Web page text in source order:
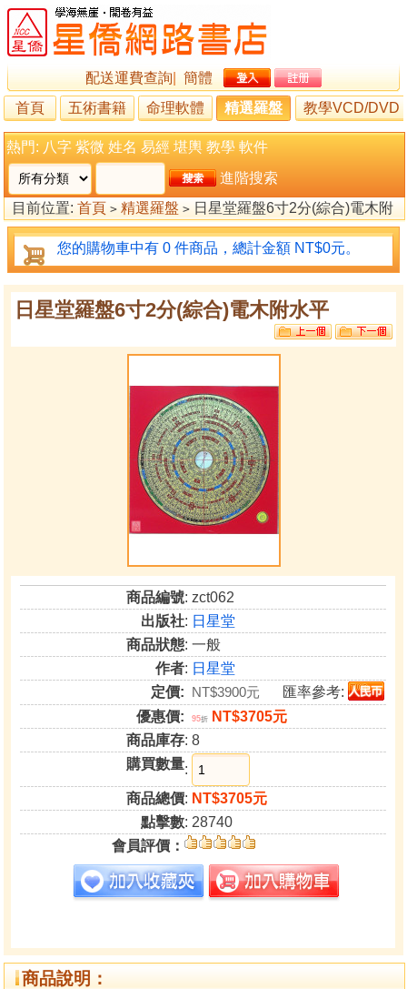
配送運費查詢
簡體
首頁
五術書籍 命理軟體 精選羅盤 教學VCD/DVD
熱門: 八字 紫微 姓名 易經 堪輿 教學 軟件
進階搜索
目前位置: 首頁 > 精選羅盤 > 日星堂羅盤6寸2分(綜合)電木附
水平
您的購物車中有 0 件商品，總計金額 NT$0元。
日星堂羅盤6寸2分(綜合)電木附水平
商品編號: zct062
出版社: 日星堂
商品狀態: 一般
作者: 日星堂
定價: NT$3900元
匯率參考:
優惠價:
95折
NT$3705元
商品庫存: 8
購買數量:
商品總價: NT$3705元
點擊數: 28740
會員評價：
商品說明：